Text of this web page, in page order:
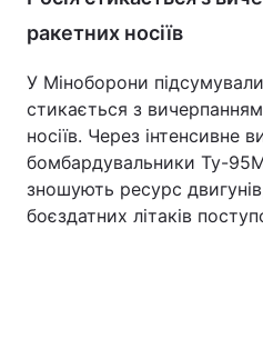
ракетних носіїв
У Міноборони
стикається з
носіїв. Через інтенсивне
бомбардувальники Ту-
зношують ресурс
боєздатних літаків